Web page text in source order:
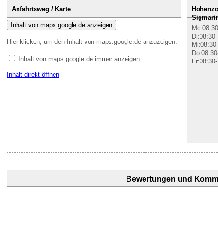
Anfahrtsweg / Karte
Inhalt von maps.google.de anzeigen
Hier klicken, um den Inhalt von maps.google.de anzuzeigen.
Inhalt von maps.google.de immer anzeigen
Inhalt direkt öffnen
Bewertungen und